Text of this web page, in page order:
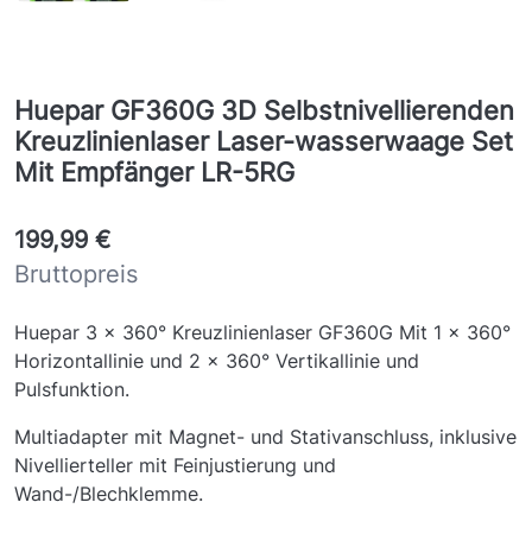
Huepar GF360G 3D Selbstnivellierenden
Kreuzlinienlaser Laser-wasserwaage Set
Mit Empfänger LR-5RG
199,99 €
Bruttopreis
Huepar 3 x 360° Kreuzlinienlaser GF360G Mit 1 x 360°
Horizontallinie und 2 x 360° Vertikallinie und
Pulsfunktion.
Multiadapter mit Magnet- und Stativanschluss, inklusive
Nivellierteller mit Feinjustierung und
Wand-/Blechklemme.